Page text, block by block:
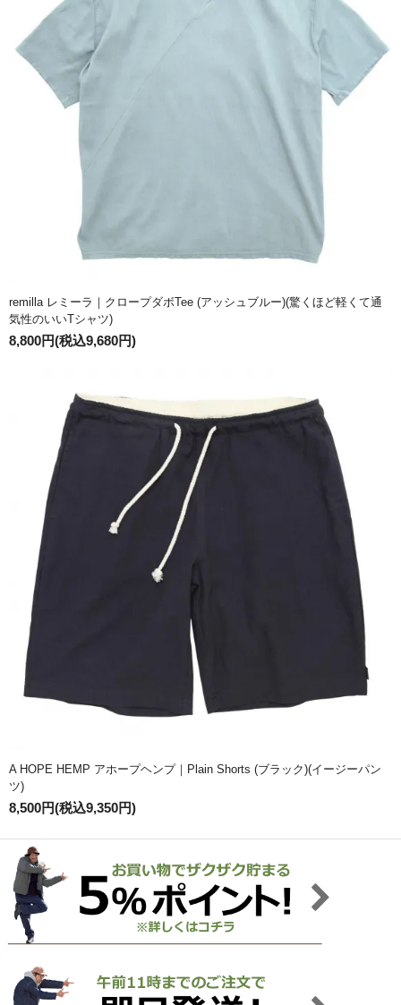
remilla レミーラ｜クロープダボTee (アッシュブルー)(驚くほど軽くて通
気性のいいTシャツ)
8,800円(税込9,680円)
A HOPE HEMP アホープヘンプ｜Plain Shorts (ブラック)(イージーパン
ツ)
8,500円(税込9,350円)